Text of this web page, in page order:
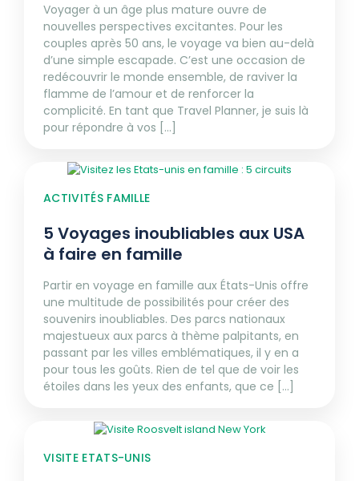
Voyager à un âge plus mature ouvre de
nouvelles perspectives excitantes. Pour les
couples après 50 ans, le voyage va bien au-delà
d’une simple escapade. C’est une occasion de
redécouvrir le monde ensemble, de raviver la
flamme de l’amour et de renforcer la
complicité. En tant que Travel Planner, je suis là
pour répondre à vos [...]
ACTIVITÉS FAMILLE
5 Voyages inoubliables aux USA
à faire en famille
Partir en voyage en famille aux États-Unis offre
une multitude de possibilités pour créer des
souvenirs inoubliables. Des parcs nationaux
majestueux aux parcs à thème palpitants, en
passant par les villes emblématiques, il y en a
pour tous les goûts. Rien de tel que de voir les
étoiles dans les yeux des enfants, que ce [...]
VISITE ETATS-UNIS